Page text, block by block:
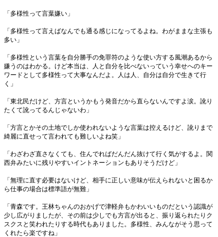
「多様性って言葉嫌い」
「多様性って言えばなんでも通る感じになってるよね。わがままな主張も
多い」
「多様性という言葉を自分勝手の免罪符のような使い方する風潮あるから
嫌うのはわかる。けど本当は、人と自分を比べないっていう幸せへのキー
ワードとして多様性って大事なんだよ。人は人、自分は自分で生きて行
く」
「東北民だけど、方言というかもう発音だから直らないんですよ涙。訛り
たくて訛ってるんじゃないわ」
「方言とかその土地でしか使われないような言葉は控えるけど、訛りまで
綺麗に直せって言われても難しいよね笑」
「わざわざ直さなくても、住んでればだんだん抜けて行く気がするよ。関
西弁みたいに残りやすいイントネーションもありそうだけど」
「無理に直す必要はないけど、相手に正しい意味が伝えられないと困るか
ら仕事の場合は標準語が無難」
「青森です。王林ちゃんのおかげで津軽弁もかわいいものだという認識が
少し広がりましたが、その前は少しでも方言が出ると、振り返られたりク
スクスと笑われたりする時代もありました。多様性、みんながそう思って
くれたら楽ですね」